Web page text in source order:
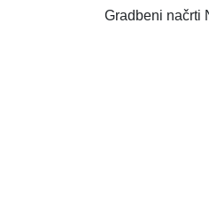
Gradbeni načrti